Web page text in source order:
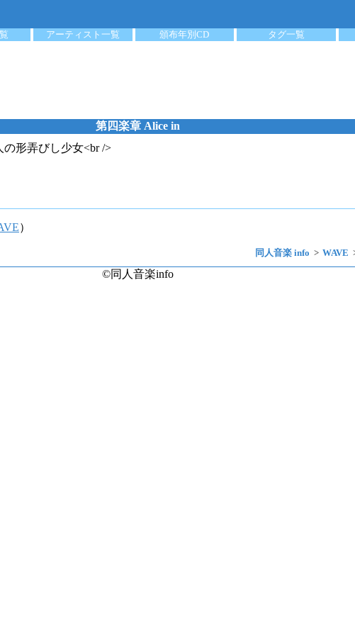
アーティスト一覧 頒布年別CD タグ一覧
第四楽章 Alice in
形弄びし少女<br />
）
同人音楽 info WAVE
©同人音楽info